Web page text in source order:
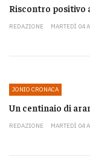
Riscontro positivo
REDAZIONE MARTEDÌ 04
JONIO CRONACA
Un centinaio di
REDAZIONE MARTEDÌ 04